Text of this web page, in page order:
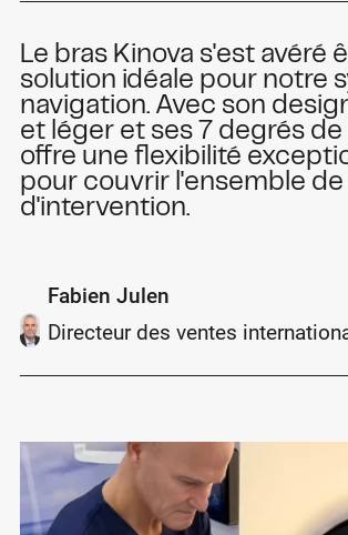
Le bras Kinova s'est avéré
solution idéale pour notre
navigation. Avec son
et léger et ses 7 degrés de
offre une flexibilité
pour couvrir l'ensemble de
d'intervention.
Fabien Julen
Directeur des ventes